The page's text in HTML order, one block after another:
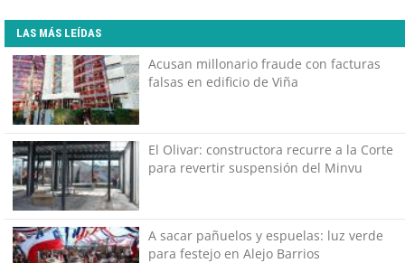
LAS MÁS LEÍDAS
Acusan millonario fraude con facturas
falsas en edificio de Viña
El Olivar: constructora recurre a la Corte
para revertir suspensión del Minvu
A sacar pañuelos y espuelas: luz verde
para festejo en Alejo Barrios